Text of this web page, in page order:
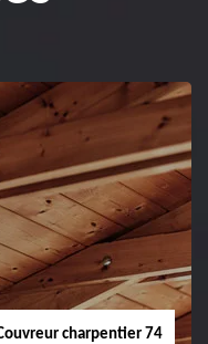
charpentier 74